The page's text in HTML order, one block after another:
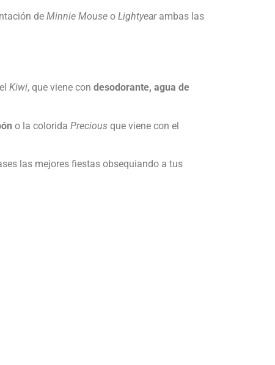
de Minnie Mouse o Lightyearambas las
Kiwi, que viene con desodorante, agua de
o la colorida Precious que viene con el
las mejores fiestas obsequiando a tus